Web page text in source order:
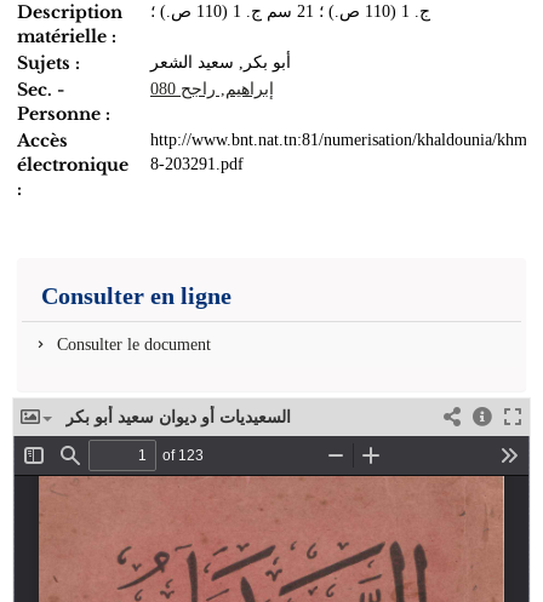
Description
matérielle :
ج. 1 (110 ص.) ؛ 21 سم ج. 1 (110 ص.) ؛
Sujets : أبو بكر, سعيد الشعر
Sec. -
Personne :
إبراهيم, راجح 080
Accès
électronique
:
http://www.bnt.nat.tn:81/numerisation/khaldounia/
8-203291.pdf
Consulter en ligne
Consulter le document
السعيديات أو ديوان سعيد أبو بكر